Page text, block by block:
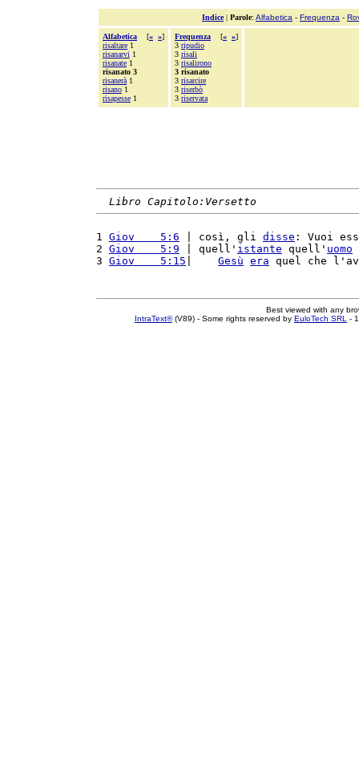
Indice| Parole: Alfabetica - Frequenza -
Alfabetica [« »]
risaltare 1
risanarvi 1
risanate 1
risanato 3
risanerà 1
risano 1
risapesse 1
Frequenza [« »]
3 ripudio
3 risali
3 risalirono
3 risanato
3 risarcire
3 riserbò
3 riservata
Libro Capitolo:Versetto
1 Giov    5:6 | così, gli disse : Vuoi
2 Giov    5:9 | quell' istante quell' uomo
3 Giov    5:15 Gesù era quel che
Best viewed with any
IntraText®(V89) - Some rights reserved by EuloTech SRL -